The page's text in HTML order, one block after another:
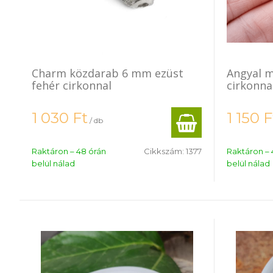
Charm közdarab 6 mm ezüst
fehér cirkonnal
1 030 Ft / db
Raktáron – 48 órán
belül nálad
Cikkszám: 1377
Angyal
1 150
Raktáron –
belül nálad